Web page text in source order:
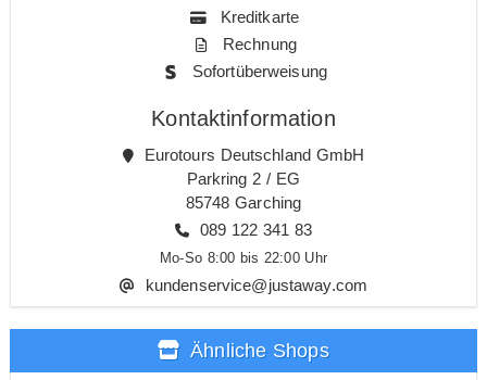
Kreditkarte
Rechnung
Sofortüberweisung
Kontaktinformation
Eurotours Deutschland GmbH
Parkring 2 / EG
85748 Garching
089 122 341 83
Mo-So 8:00 bis 22:00 Uhr
kundenservice@justaway.com
Ähnliche Shops